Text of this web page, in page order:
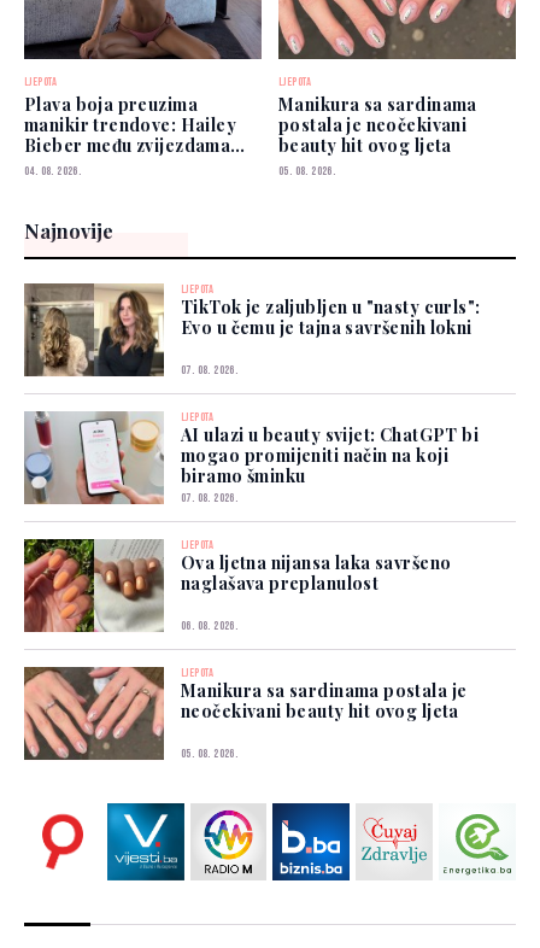
LJEPOTA
Plava boja preuzima
manikir trendove: Hailey
Bieber među zvijezdama
koje je već nose
04. 08. 2026.
LJEPOTA
Manikura sa sardinama
postala je neočekivani
beauty hit ovog ljeta
05. 08. 2026.
Najnovije
LJEPOTA
TikTok je zaljubljen u "nasty curls":
Evo u čemu je tajna savršenih lokni
07. 08. 2026.
LJEPOTA
AI ulazi u beauty svijet: ChatGPT bi
mogao promijeniti način na koji
biramo šminku
07. 08. 2026.
LJEPOTA
Ova ljetna nijansa laka savršeno
naglašava preplanulost
06. 08. 2026.
LJEPOTA
Manikura sa sardinama postala je
neočekivani beauty hit ovog ljeta
05. 08. 2026.